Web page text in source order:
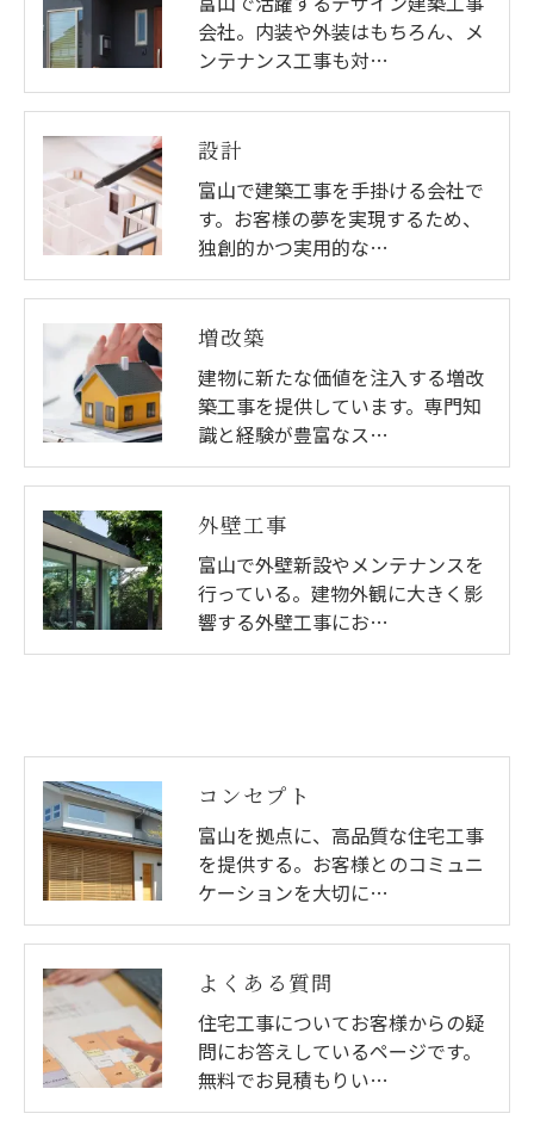
会社。内装や外装はもちろん、メ
ンテナンス工事も対…
設計
富山で建築工事を手掛ける会社で
す。お客様の夢を実現するため、
独創的かつ実用的な…
増改築
建物に新たな価値を注入する増改
築工事を提供しています。専門知
識と経験が豊富なス…
外壁工事
富山で外壁新設やメンテナンスを
行っている。建物外観に大きく影
響する外壁工事にお…
コンセプト
富山を拠点に、高品質な住宅工事
を提供する。お客様とのコミュニ
ケーションを大切に…
よくある質問
住宅工事についてお客様からの疑
問にお答えしているページです。
無料でお見積もりい…